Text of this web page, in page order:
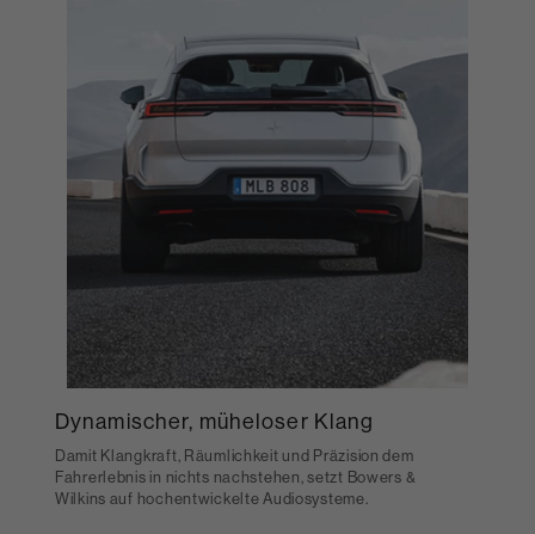
Dynamischer, müheloser Klang
Damit Klangkraft, Räumlichkeit und Präzision dem
Fahrerlebnis in nichts nachstehen, setzt Bowers &
Wilkins auf hochentwickelte Audiosysteme.